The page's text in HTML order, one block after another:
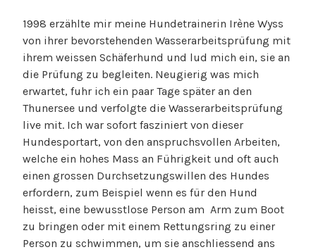
1998 erzählte mir meine Hundetrainerin Irène Wyss
von ihrer bevorstehenden Wasserarbeitsprüfung mit
ihrem weissen Schäferhund und lud mich ein, sie an
die Prüfung zu begleiten. Neugierig was mich
erwartet, fuhr ich ein paar Tage später an den
Thunersee und verfolgte die Wasserarbeitsprüfung
live mit. Ich war sofort fasziniert von dieser
Hundesportart, von den anspruchsvollen Arbeiten,
welche ein hohes Mass an Führigkeit und oft auch
einen grossen Durchsetzungswillen des Hundes
erfordern, zum Beispiel wenn es für den Hund
heisst, eine bewusstlose Person am Arm zum Boot
zu bringen oder mit einem Rettungsring zu einer
Person zu schwimmen, um sie anschliessend ans